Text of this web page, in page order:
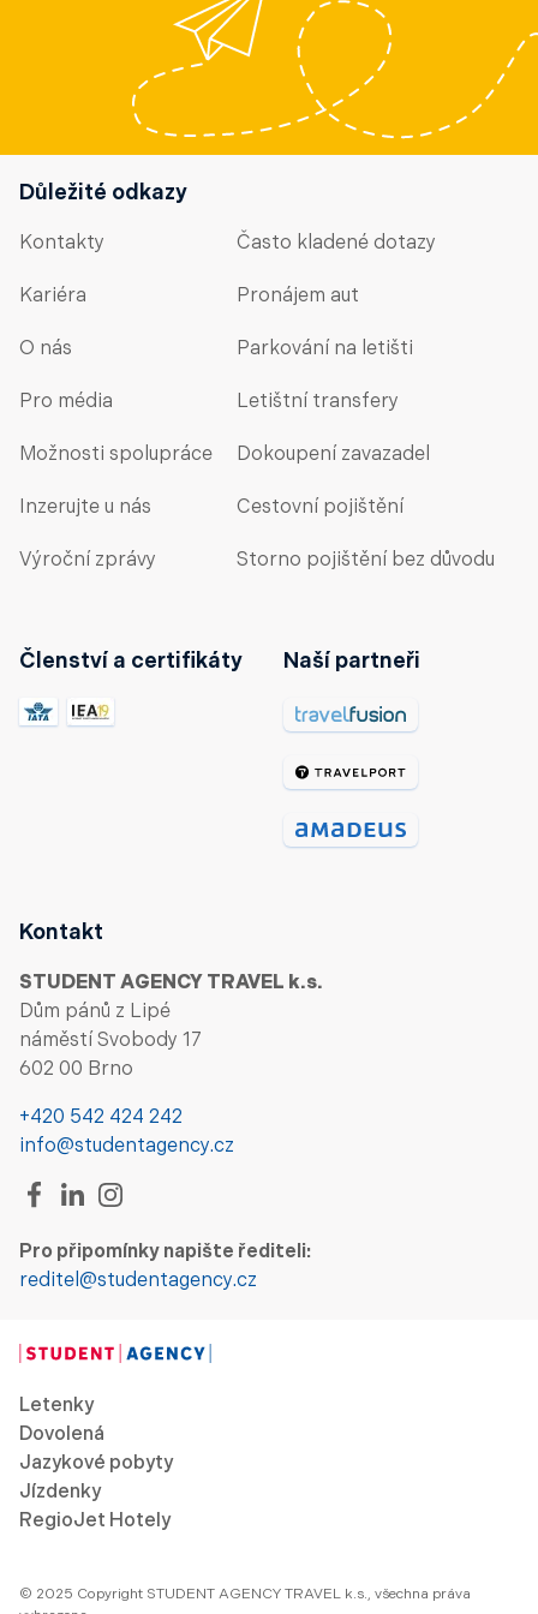
Důležité odkazy
Kontakty
Kariéra
O nás
Pro média
Možnosti spolupráce
Inzerujte u nás
Výroční zprávy
Často kladené dotazy
Pronájem aut
Parkování na letišti
Letištní transfery
Dokoupení zavazadel
Cestovní pojištění
Storno pojištění bez důvodu
Členství a certifikáty Naší partneři
Kontakt
STUDENT AGENCY TRAVEL k.s.
Dům pánů z Lipé
náměstí Svobody 17
602 00 Brno
+420 542 424 242
info@studentagency.cz
Pro připomínky napište řediteli:
reditel@studentagency.cz
Letenky
Dovolená
Jazykové pobyty
Jízdenky
RegioJet Hotely
© 2025 Copyright STUDENT AGENCY TRAVEL k.s., všechna práva